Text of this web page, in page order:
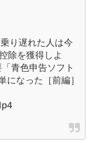
り遅れた人は今
除を獲得しよ
青色申告ソフト
になった［前編］